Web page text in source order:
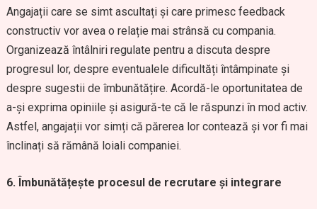
Angajații care se simt ascultați și care primesc feedback
constructiv vor avea o relație mai strânsă cu compania.
Organizează întâlniri regulate pentru a discuta despre
progresul lor, despre eventualele dificultăți întâmpinate și
despre sugestii de îmbunătățire. Acordă-le oportunitatea de
a-și exprima opiniile și asigură-te că le răspunzi în mod activ.
Astfel, angajații vor simți că părerea lor contează și vor fi mai
înclinați să rămână loiali companiei.
6. Îmbunătățește procesul de recrutare și integrare